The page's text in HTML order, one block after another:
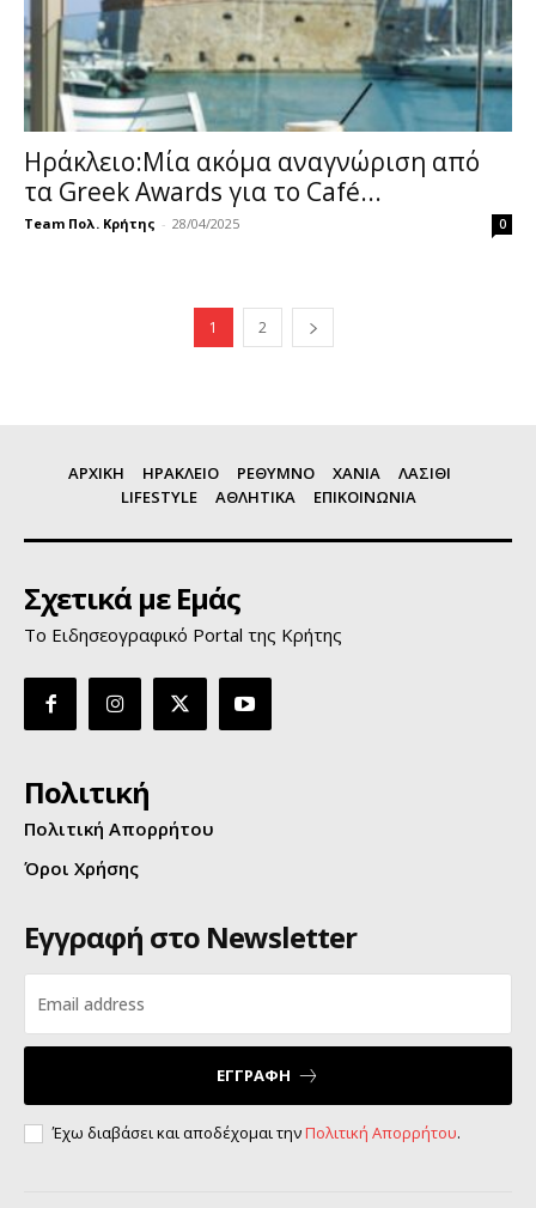
Ηράκλειο:Μία ακόμα αναγνώριση από
τα Greek Αwards για το Café...
Team Πολ. Κρήτης - 28/04/2025 0
1 2
ΑΡΧΙΚΗ ΗΡΑΚΛΕΙΟ ΡΕΘΥΜΝΟ ΧΑΝΙΑ
ΛΑΣΙΘΙ
LIFESTYLE
ΑΘΛΗΤΙΚΑ ΕΠΙΚΟΙΝΩΝΙΑ
Σχετικά με Εμάς
Το Ειδησεογραφικό Portal της Κρήτης
Πολιτική
Πολιτική Απορρήτου
Όροι Χρήσης
Εγγραφή στο Newsletter
ΕΓΓΡΑΦΗ
Έχω διαβάσει και αποδέχομαι τηνΠολιτική Απορρήτου.